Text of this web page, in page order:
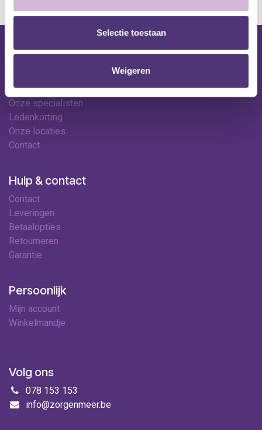
Selectie toestaan
Weigeren
Nuttige links
Huren
Onze specialisten
Ledenkorting
Onze locaties
Contact
Hulp & contact
Contact
Leveringen
Betaalopties
Retourneren
Garantie
Persoonlijk
Mijn account
Winkelmandje
Volg ons
078 153 153
info@zorgenmeer.be